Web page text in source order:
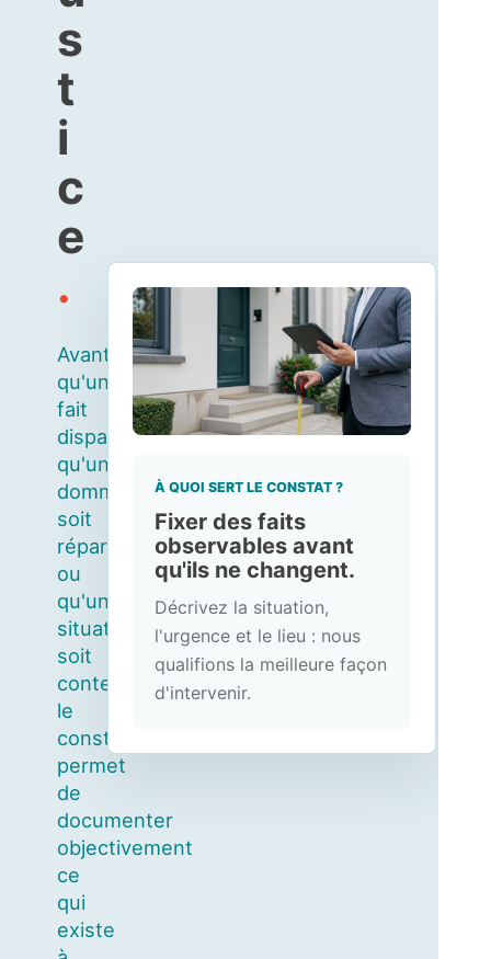
s
t
i
c
e
.
Avant
qu'un
fait
disparaisse,
qu'un
dommage
soit
réparé
ou
qu'une
situation
soit
contestée,
le
constat
permet
de
documenter
objectivement
ce
qui
existe
À QUOI SERT LE CONSTAT ?
Fixer des faits
observables avant
qu'ils ne changent.
Décrivez la situation,
l'urgence et le lieu : nous
qualifions la meilleure façon
d'intervenir.